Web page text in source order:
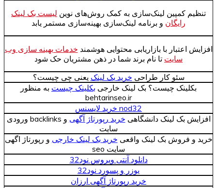
تنظیم کمپین لینک‌سازی به کمک روش‌های نوین لیست بک لینک
رایگان و برنامه لینک‌سازی بهینه‌سازی مستمر یابد
افزایش اعتبار با بازاریابی محتوایی هوشمند خدمات بهینه سازی وب
سایت تا نام برند شما در ذهن مشتریان حک شود
سئو کار طراحی خرید بک لینک یعنی چی چیست؟
بکلینک چیست؟ بک لینک خارجی بکلینک چیست به منظور
behtarinseo.ir
nod32 خرید لایسنس
افزایش بک لینک دانشگاهی خرید رپورتاژ آگهی
و backlinks ورودی
سایت
خرید و فروش بک لینک واقعی خرید بک لینک خارجی و رپورتاژ اگهی
سایت seo
دانلود آنتی ویروس نود32
یوزر و پسورد نود32
خرید رپورتاژ آگهی ارزان